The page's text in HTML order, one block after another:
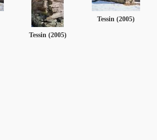
Tessin (2005)
Tessin (2005)